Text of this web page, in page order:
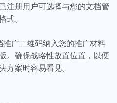
注册用户可选择与您的文档管
式。
推广二维码纳入您的推广材料
。确保战略性放置位置，以便
方案时容易看见。